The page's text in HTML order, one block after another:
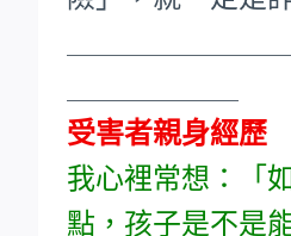
受害者親身經歷
我心裡常想：「
點，孩子是不是